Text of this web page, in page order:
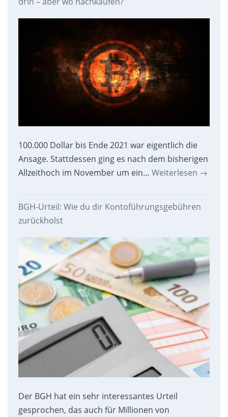
100.000 Dollar bis Ende 2021 war eigentlich die
Ansage. Stattdessen ging es nach dem bisherigen
Allzeithoch im November um ein… Weiterlesen →
BGH-Urteil: Wie du dir Kontoführungsgebühren
zurückholst
Der BGH hat ein sehr interessantes Urteil
gesprochen, das auch für Millionen von